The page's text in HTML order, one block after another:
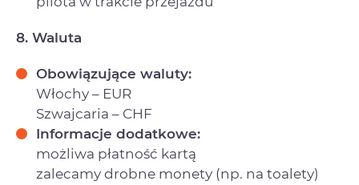
8. Waluta
Obowiązujące waluty:
Włochy – EUR
Szwajcaria – CHF
Informacje dodatkowe:
możliwa płatność kartą
zalecamy drobne monety (np. na toalety)